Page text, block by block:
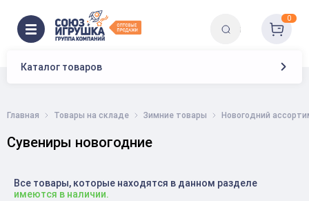
Каталог товаров
0
Главная Товары на складе Зимние товары Новогодний
Сувениры новогодние
Все товары, которые находятся в данном разделе
имеются в наличии.